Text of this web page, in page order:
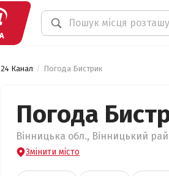
24 Канал Погода Бистрик
Погода
Вінницька обл., Вінницький
Змінити місто